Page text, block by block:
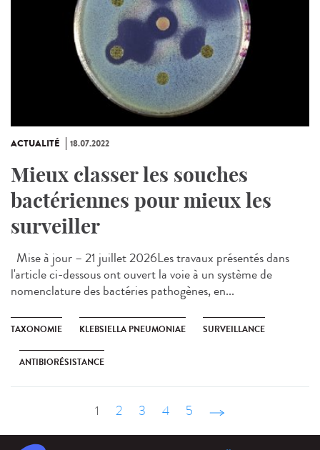
ACTUALITÉ 18.07.2022
Mieux classer les souches
bactériennes pour mieux les
surveiller
Mise à jour – 21 juillet 2026Les travaux présentés dans
l'article ci-dessous ont ouvert la voie à un système de
nomenclature des bactéries pathogènes, en...
TAXONOMIE KLEBSIELLA PNEUMONIAE SURVEILLANCE
ANTIBIORÉSISTANCE
1 2 3 4 5 suivant ›